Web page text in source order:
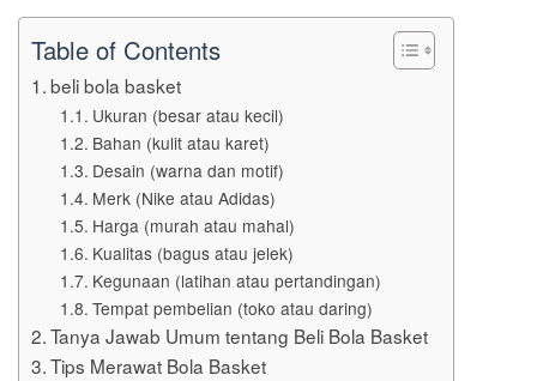
Table of Contents
beli bola basket
Ukuran (besar atau kecil)
Bahan (kulit atau karet)
Desain (warna dan motif)
Merk (Nike atau Adidas)
Harga (murah atau mahal)
Kualitas (bagus atau jelek)
Kegunaan (latihan atau pertandingan)
Tempat pembelian (toko atau daring)
Tanya Jawab Umum tentang Beli Bola Basket
Tips Merawat Bola Basket